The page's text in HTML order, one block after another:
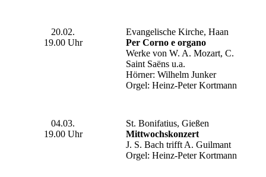
20.02.
19.00 Uhr
Evangelische Kirche, Haan
Per Corno e organo
Werke von W. A. Mozart, C.
Saint Saëns u.a.
Hörner: Wilhelm Junker
Orgel: Heinz-Peter Kortmann
04.03.
19.00 Uhr
St. Bonifatius, Gießen
Mittwochskonzert
J. S. Bach trifft A. Guilmant
Orgel: Heinz-Peter Kortmann